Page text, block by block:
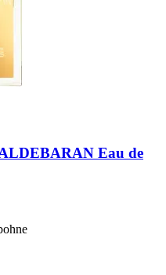
Eau de